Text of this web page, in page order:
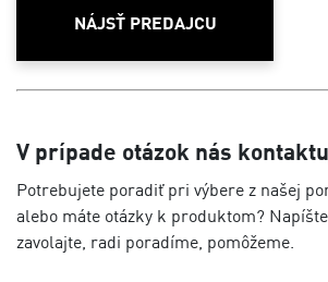
NÁJSŤ PREDAJCU
V prípade otázok nás
Potrebujete poradiť pri výbere z našej
alebo máte otázky k produktom?
zavolajte, radi poradíme, pomôžeme.